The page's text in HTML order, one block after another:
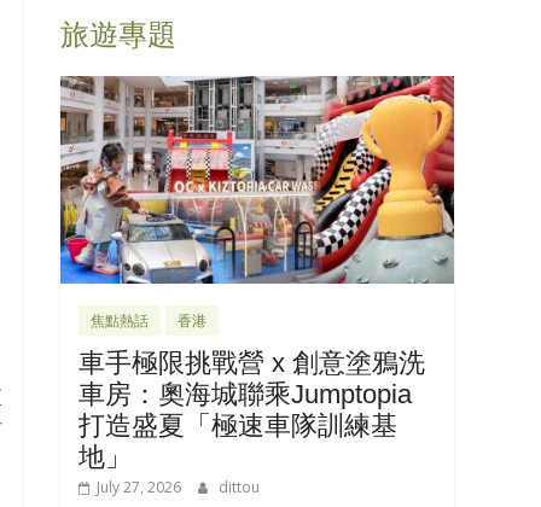
旅遊專題
焦點熱話 香港
車手極限挑戰營 x 創意塗鴉洗
車房：奧海城聯乘Jumptopia
打造盛夏「極速車隊訓練基
地」
July 27, 2026 dittou